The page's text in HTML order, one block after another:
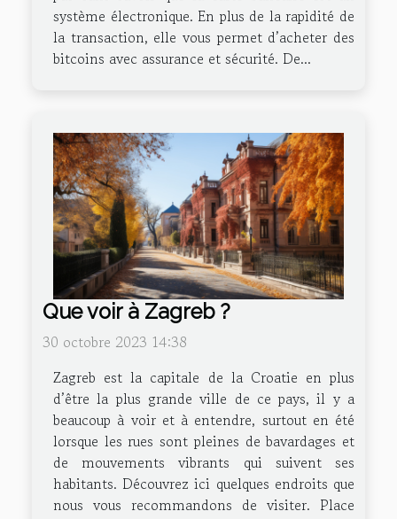
système électronique. En plus de la rapidité de
la transaction, elle vous permet d’acheter des
bitcoins avec assurance et sécurité. De...
Que voir à Zagreb ?
30 octobre 2023 14:38
Zagreb est la capitale de la Croatie en plus
d’être la plus grande ville de ce pays, il y a
beaucoup à voir et à entendre, surtout en été
lorsque les rues sont pleines de bavardages et
de mouvements vibrants qui suivent ses
habitants. Découvrez ici quelques endroits que
nous vous recommandons de visiter. Place